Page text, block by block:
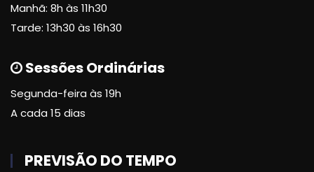
Manhã: 8h às 11h30
Tarde: 13h30 às 16h30
Sessões Ordinárias
Segunda-feira às 19h
A cada 15 dias
PREVISÃO DO TEMPO